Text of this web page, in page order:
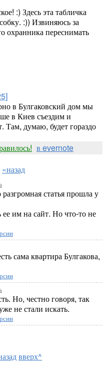
:) Здесь эта табличка
:)) Извиняюсь за
охранника переснимать
в Булгаковский дом мы
в Киев съездим и
Там, думаю, будет гораздо
в evernote
«назад
статья прошла у
им на сайт. Но что-то не
сама квартира Булгакова,
Но, честно говоря, так
не стали искать.
вверх^